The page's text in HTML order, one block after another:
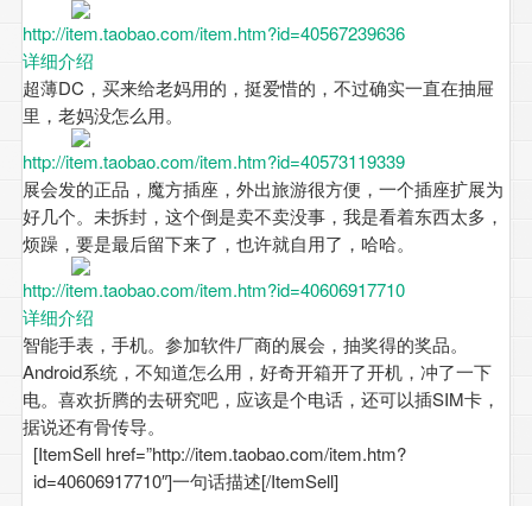
http://item.taobao.com/item.htm?id=40567239636
详细介绍
超薄DC，买来给老妈用的，挺爱惜的，不过确实一直在抽屉
里，老妈没怎么用。
http://item.taobao.com/item.htm?id=40573119339
展会发的正品，魔方插座，外出旅游很方便，一个插座扩展为
好几个。未拆封，这个倒是卖不卖没事，我是看着东西太多，
烦躁，要是最后留下来了，也许就自用了，哈哈。
http://item.taobao.com/item.htm?id=40606917710
详细介绍
智能手表，手机。参加软件厂商的展会，抽奖得的奖品。
Android系统，不知道怎么用，好奇开箱开了开机，冲了一下
电。喜欢折腾的去研究吧，应该是个电话，还可以插SIM卡，
据说还有骨传导。
[ItemSell href=”http://item.taobao.com/item.htm?
id=40606917710″]一句话描述[/ItemSell]